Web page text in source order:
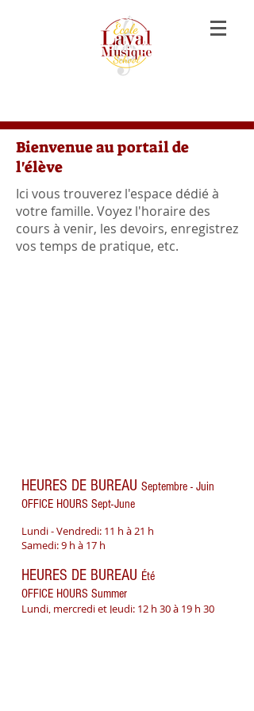
music lessons piano guitar violon voice
cours de musique piano guitare violon
Bienvenue au portail de
l'élève
Ici vous trouverez l'espace dédié à
votre famille. Voyez l'horaire des
cours à venir, les devoirs, enregistrez
vos temps de pratique, etc.
HEURES DE BUREAU Septembre - Juin
OFFICE HOURS Sept-June
Lundi - Vendredi: 11 h à 21 h
Samedi: 9 h à 17 h
HEURES DE BUREAU Été
OFFICE HOURS Summer
Lundi, mercredi et Jeudi: 12 h 30 à 19 h 30